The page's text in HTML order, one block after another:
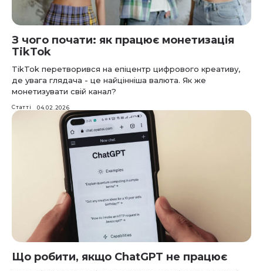
З чого почати: як працює монетизація
TikTok
TikTok перетворився на епіцентр цифрового креативу,
де увага глядача - це найцінніша валюта. Як же
монетизувати свій канал?
Статті 04.02.2026
Що робити, якщо ChatGPT не працює